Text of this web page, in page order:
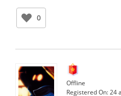
0
Offline
Registered On:24